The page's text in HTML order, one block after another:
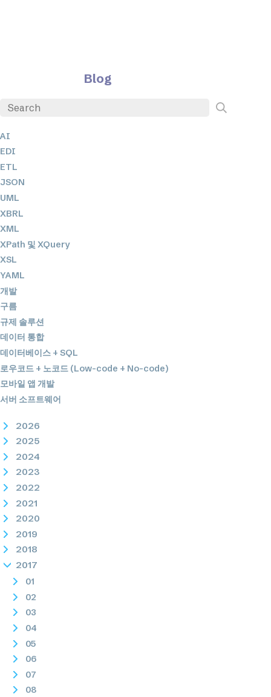
Blog
AI
EDI
ETL
JSON
UML
XBRL
XML
XPath 및 XQuery
XSL
YAML
개발
구름
규제 솔루션
데이터 통합
데이터베이스 + SQL
로우코드 + 노코드 (Low-code + No-code)
모바일 앱 개발
서버 소프트웨어
2026
2025
2024
2023
2022
2021
2020
2019
2018
2017
01
02
03
04
05
06
07
08